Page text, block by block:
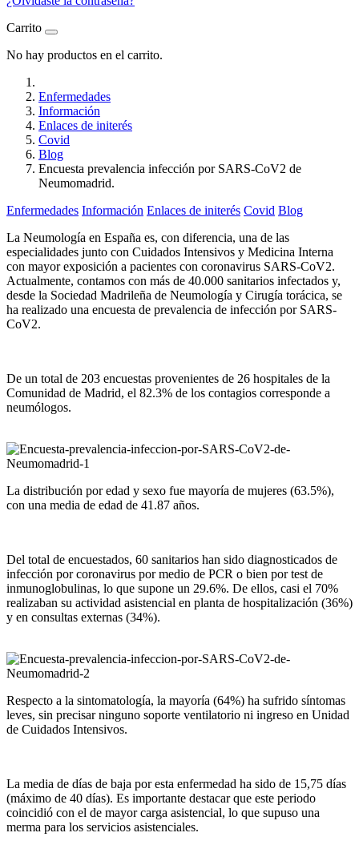
Carrito
No hay productos en el carrito.
Enfermedades
Información
Enlaces de initerés
Covid
Blog
Encuesta prevalencia infección por SARS-CoV2 de
Neumomadrid.
Enfermedades Información Enlaces de initerés Covid Blog
La Neumología en España es, con diferencia, una de las
especialidades junto con Cuidados Intensivos y Medicina Interna
con mayor exposición a pacientes con coronavirus SARS-CoV2.
Actualmente, contamos con más de 40.000 sanitarios infectados y,
desde la Sociedad Madrileña de Neumología y Cirugía torácica, se
ha realizado una encuesta de prevalencia de infección por SARS-
CoV2.
De un total de 203 encuestas provenientes de 26 hospitales de la
Comunidad de Madrid, el 82.3% de los contagios corresponde a
neumólogos.
La distribución por edad y sexo fue mayoría de mujeres (63.5%),
con una media de edad de 41.87 años.
Del total de encuestados, 60 sanitarios han sido diagnosticados de
infección por coronavirus por medio de PCR o bien por test de
inmunoglobulinas, lo que supone un 29.6%. De ellos, casi el 70%
realizaban su actividad asistencial en planta de hospitalización (36%)
y en consultas externas (34%).
Respecto a la sintomatología, la mayoría (64%) ha sufrido síntomas
leves, sin precisar ninguno soporte ventilatorio ni ingreso en Unidad
de Cuidados Intensivos.
La media de días de baja por esta enfermedad ha sido de 15,75 días
(máximo de 40 días). Es importante destacar que este periodo
coincidió con el de mayor carga asistencial, lo que supuso una
merma para los servicios asistenciales.